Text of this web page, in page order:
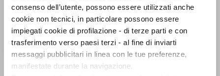
consenso dell’utente, possono essere utilizzati anche
cookie non tecnici, in particolare possono essere
impiegati cookie di profilazione - di terze parti e con
trasferimento verso paesi terzi - al fine di inviarti
messaggi pubblicitari in linea con le tue preferenze,
manifestate durante la navigazione.
L'eccellente avventura
di Marta e Jason